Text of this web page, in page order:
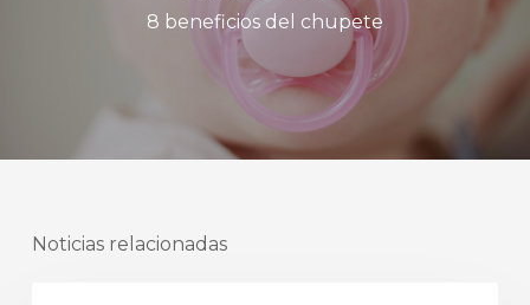
8 beneficios del chupete
Noticias relacionadas